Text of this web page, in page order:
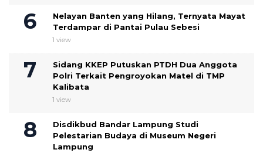
Nelayan Banten yang Hilang, Ternyata Mayat
Terdampar di Pantai Pulau Sebesi
1 view
Sidang KKEP Putuskan PTDH Dua Anggota
Polri Terkait Pengroyokan Matel di TMP
Kalibata
1 view
Disdikbud Bandar Lampung Studi
Pelestarian Budaya di Museum Negeri
Lampung